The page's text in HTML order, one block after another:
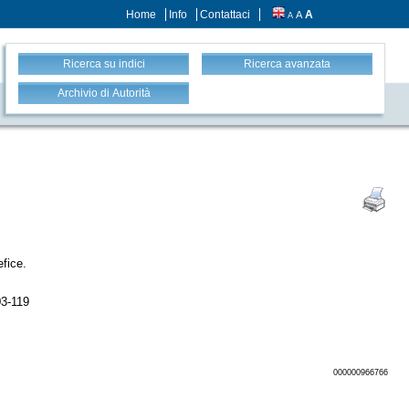
Home Info Contattaci A A A
Ricerca su indici Ricerca avanzata
Archivio di Autorità